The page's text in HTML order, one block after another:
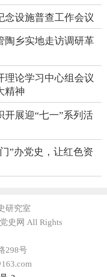
念设施普查工作会议
陶乡实地走访调研革
理论学习中心组会议
精神
开展迎“七一”系列活
”办党史，让红色资
研究室
史网 All Rights
298号